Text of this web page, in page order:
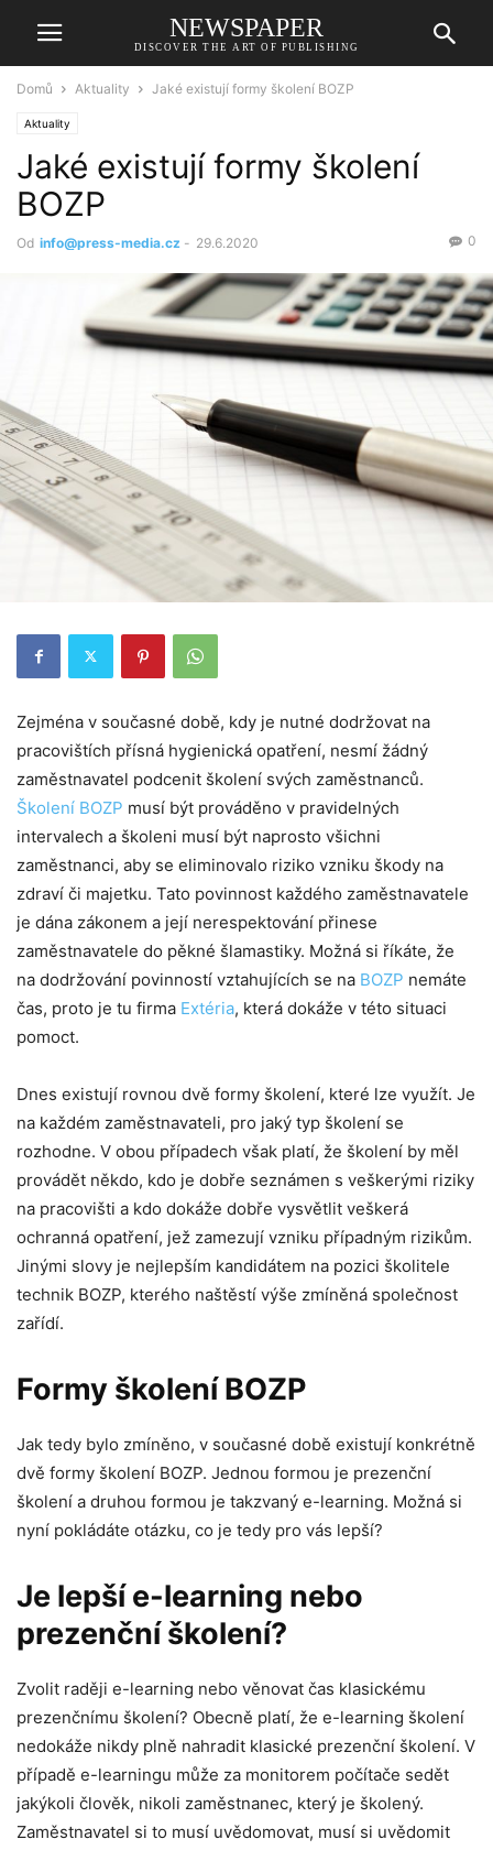
NEWSPAPER
DISCOVER THE ART OF PUBLISHING
Domů Aktuality Jaké existují formy školení BOZP
Aktuality
Jaké existují formy školení
BOZP
Od info@press-media.cz - 29.6.2020 0
Zejména v současné době, kdy je nutné dodržovat na
pracovištích přísná hygienická opatření, nesmí žádný
zaměstnavatel podcenit školení svých zaměstnanců.
Školení BOZP musí být prováděno v pravidelných
intervalech a školeni musí být naprosto všichni
zaměstnanci, aby se eliminovalo riziko vzniku škody na
zdraví či majetku. Tato povinnost každého zaměstnavatele
je dána zákonem a její nerespektování přinese
zaměstnavatele do pěkné šlamastiky. Možná si říkáte, že
na dodržování povinností vztahujících se na BOZP nemáte
čas, proto je tu firma Extéria, která dokáže v této situaci
pomoct.
Dnes existují rovnou dvě formy školení, které lze využít. Je
na každém zaměstnavateli, pro jaký typ školení se
rozhodne. V obou případech však platí, že školení by měl
provádět někdo, kdo je dobře seznámen s veškerými riziky
na pracovišti a kdo dokáže dobře vysvětlit veškerá
ochranná opatření, jež zamezují vzniku případným rizikům.
Jinými slovy je nejlepším kandidátem na pozici školitele
technik BOZP, kterého naštěstí výše zmíněná společnost
zařídí.
Formy školení BOZP
Jak tedy bylo zmíněno, v současné době existují konkrétně
dvě formy školení BOZP. Jednou formou je prezenční
školení a druhou formou je takzvaný e-learning. Možná si
nyní pokládáte otázku, co je tedy pro vás lepší?
Je lepší e-learning nebo
prezenční školení?
Zvolit raději e-learning nebo věnovat čas klasickému
prezenčnímu školení? Obecně platí, že e-learning školení
nedokáže nikdy plně nahradit klasické prezenční školení. V
případě e-learningu může za monitorem počítače sedět
jakýkoli člověk, nikoli zaměstnanec, který je školený.
Zaměstnavatel si to musí uvědomovat, musí si uvědomit